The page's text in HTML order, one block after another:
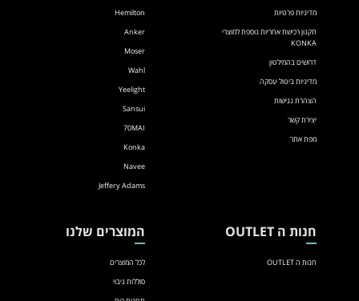
מדיניות פרטיות
תקנון רכישת אחריות נוספת למוצרי
KONKA
דרושים בהמילטון
מדיניות ביטול עסקה
הצהרת נגישות
יצירת קשר
מפת אתר
Hemilton
Anker
Moser
Wahl
Yeelight
Sansui
70MAI
Konka
Navee
Jeffery Adams
חנות ה OUTLET
חנות ה OUTLET
המוצרים שלנו
לכל המוצרים
סוללות גיבוי